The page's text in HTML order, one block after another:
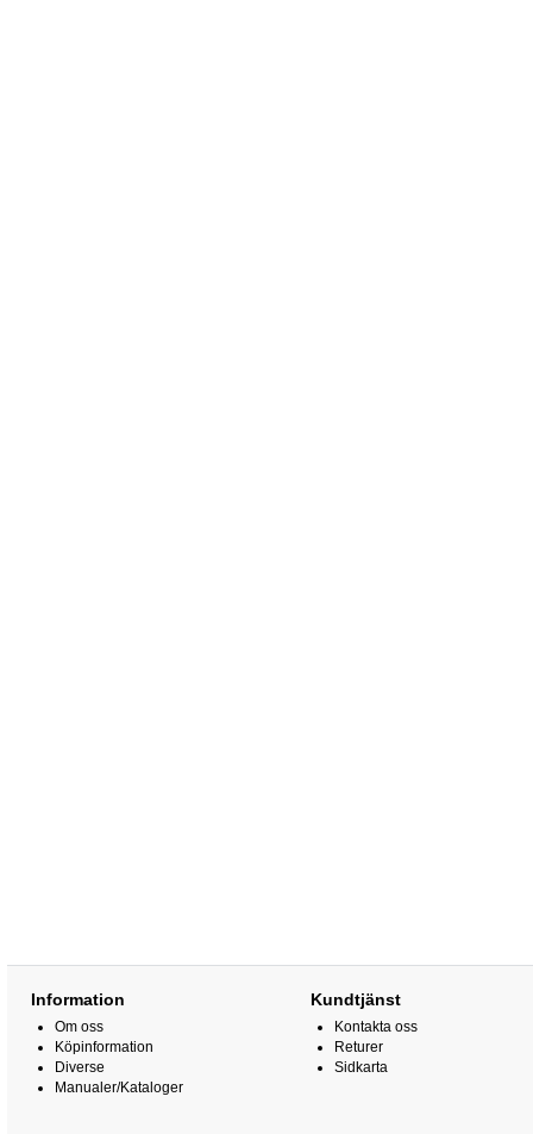
Information
Om oss
Köpinformation
Diverse
Manualer/Kataloger
Kundtjänst
Kontakta oss
Returer
Sidkarta